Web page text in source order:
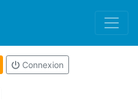
Connexion